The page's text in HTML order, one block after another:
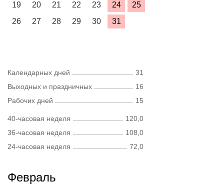
19
20 21 22 23 24
25
26
27 28 29 30 31
Календарных дней
31
Выходных и праздничных
16
Рабочих дней
15
40-часовая неделя
120,0
36-часовая неделя
108,0
24-часовая неделя
72,0
Февраль